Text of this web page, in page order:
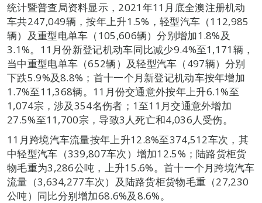
统计暨普查局资料显示，2021年11月底全澳注册机动
车共247,049辆，按年上升1.5%，轻型汽车（112,985
辆）及重型电单车（105,606辆）分别增加1.8%及
3.1%。11月份新登记机动车同比减少9.4%至1,171辆，
当中重型电单车（652辆）及轻型汽车（497辆）分别
下跌5.9%及8.8%；首十一个月新登记机动车按年增加
1.7%至11,368辆。11月份交通意外按年上升6.1%至
1,074宗，涉及354名伤者；1至11月交通意外增加
27.5%至11,700宗，导致3人死亡和4,036人受伤。
11月跨境汽车流量按年上升12.8%至374,512车次，其
中轻型汽车（339,807车次）增加12.5%；陆路货柜货
物毛重为3,286公吨，上升15.6%。首十一个月跨境汽车
流量（3,634,277车次）及陆路货柜货物毛重（27,230
公吨）同比分别增加68.6%及8.6%。